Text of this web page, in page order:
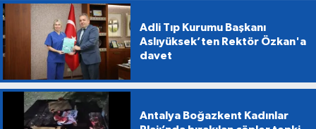
Adli Tıp Kurumu Başkanı
Aslıyüksek’ten Rektör Özkan'a
davet
Antalya Boğazkent Kadınlar